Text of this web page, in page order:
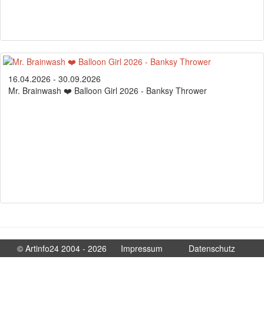
16.04.2026 - 30.09.2026
Mr. Brainwash ❤️ Balloon Girl 2026 - Banksy Thrower
© Artinfo24 2004 - 2026 Impressum Datenschutz